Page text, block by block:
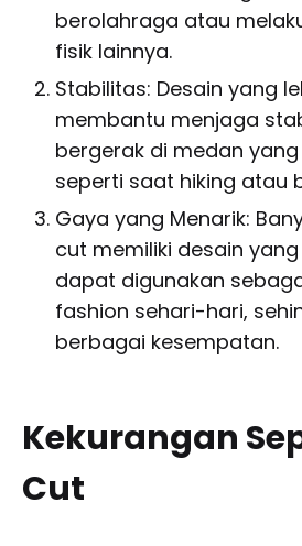
berolahraga atau
fisik lainnya.
Stabilitas: Desain yang
membantu menjaga
bergerak di medan
seperti saat hiking atau
Gaya yang Menarik:
cut memiliki desain
dapat digunakan
fashion sehari-hari,
berbagai kesempatan.
Kekurangan
Cut